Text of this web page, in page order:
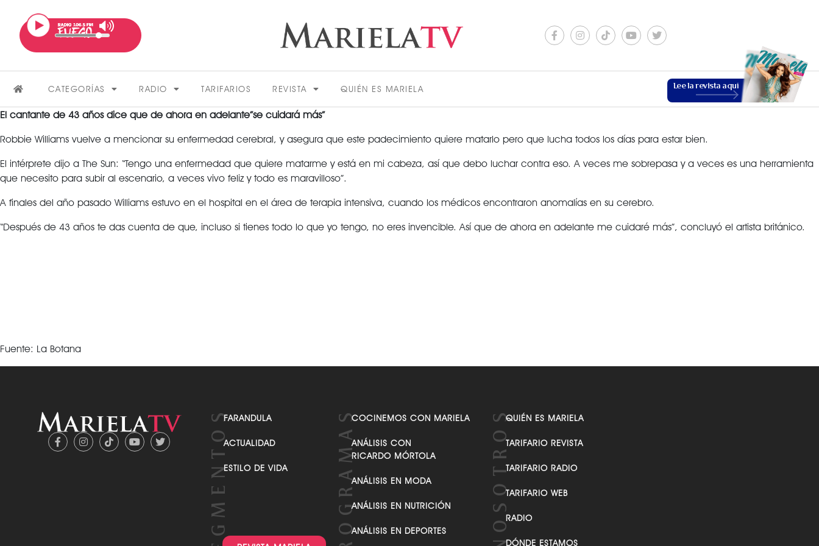
CATEGORÍAS RADIO TARIFARIOS REVISTA QUIÉN ES MARIELA Lee la revista aquí
FARÁNDULA ACTUALIDAD ESTILO DE VIDA
El cantante de 43 años dice que de ahora en adelante”se cuidará más”
Robbie Williams vuelve a mencionar su enfermedad cerebral, y asegura que este padecimiento quiere matarlo pero que lucha todos los días para estar bien.
El intérprete dijo a The Sun: “Tengo una enfermedad que quiere matarme y está en mi cabeza, así que debo luchar contra eso. A veces me sobrepasa y a veces es una herramienta
que necesito para subir al escenario, a veces vivo feliz y todo es maravilloso”.
A finales del año pasado Williams estuvo en el hospital en el área de terapia intensiva, cuando los médicos encontraron anomalías en su cerebro.
“Después de 43 años te das cuenta de que, incluso si tienes todo lo que yo tengo, no eres invencible. Así que de ahora en adelante me cuidaré más”, concluyó el artista británico.
Fuente: La Botana
FARANDULA
ACTUALIDAD
ESTILO DE VIDA
COCINEMOS CON MARIELA
ANÁLISIS CON
RICARDO MÓRTOLA
ANÁLISIS EN MODA
ANÁLISIS EN NUTRICIÓN
ANÁLISIS EN DEPORTES
QUIÉN ES MARIELA
TARIFARIO REVISTA
TARIFARIO RADIO
TARIFARIO WEB
RADIO
DÓNDE ESTAMOS